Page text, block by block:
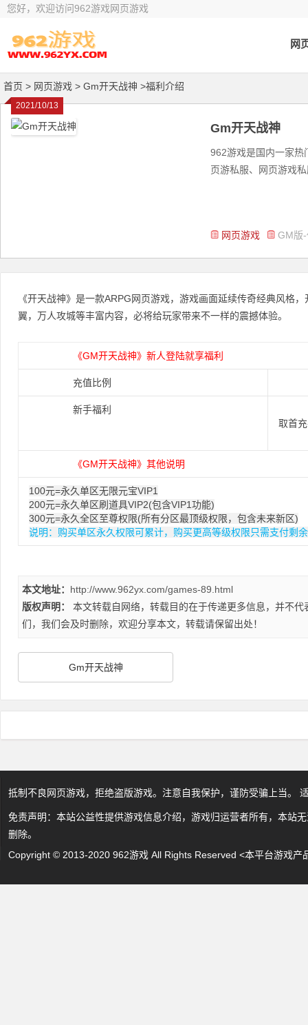
您好，欢迎访问962游戏网页游戏
网
首页 > 网页游戏 > Gm开天战神 >福利介绍
2021/10/13
Gm开天战神
962游戏是国内一家热
页游私服、网页游戏
网页游戏 GM版
《开天战神》是一款ARPG网页游戏，游戏画面延续传奇经典风格
翼，万人攻城等丰富内容，必将给玩家带来不一样的震撼体验。
《GM开天战神》新人登陆就享福利
充值比例
新手福利
取首
《GM开天战神》其他说明
100元=永久单区无限元宝VIP1
200元=永久单区刷道具VIP2(包含VIP1功能)
300元=永久全区至尊权限(所有分区最顶级权限，包含未来新区)
说明：购买单区永久权限可累计，购买更高等级权限只需支付剩
本文地址： http://www.962yx.com/games-89.html
版权声明：
本文转载自网络，转载目的在于传递更多信息，并不
们，我们会及时删除，欢迎分享本文，转载请保留出处！
Gm开天战神
抵制不良网页游戏，拒绝盗版游戏。注意自我保护，谨防受骗上当。
免责声明：本站公益性提供游戏信息介绍，游戏归运营者所有，本站
删除。
Copyright © 2013-2020 962游戏 All Rights Reserved <本平台游戏